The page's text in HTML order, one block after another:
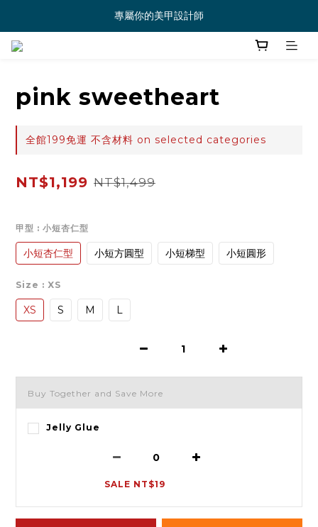
專屬你的美甲設計師
pink sweetheart
全館199免運 不含材料 on selected categories
NT$1,199 NT$1,499
甲型 : 小短杏仁型
小短杏仁型 小短方圓型 小短梯型 小短圓形
Size : XS
XS S M L
Buy Together and Save More
Jelly Glue
SALE NT$19